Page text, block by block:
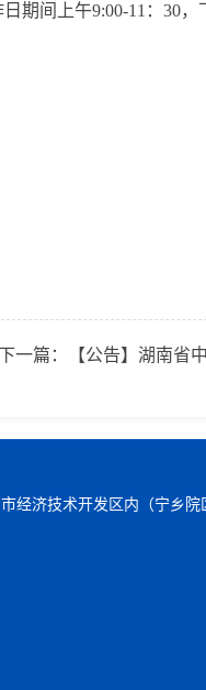
间上午9:00-11：30，
下一篇：
【公告】湖南省
经济技术开发区内（宁乡